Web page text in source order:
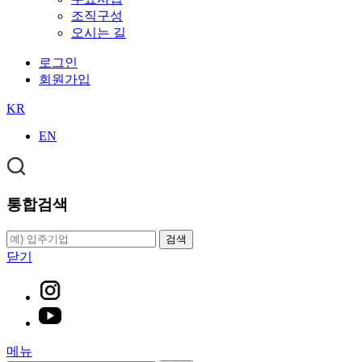
조직구성
오시는 길
로그인
회원가입
KR
EN
통합검색
검색
닫기
메뉴